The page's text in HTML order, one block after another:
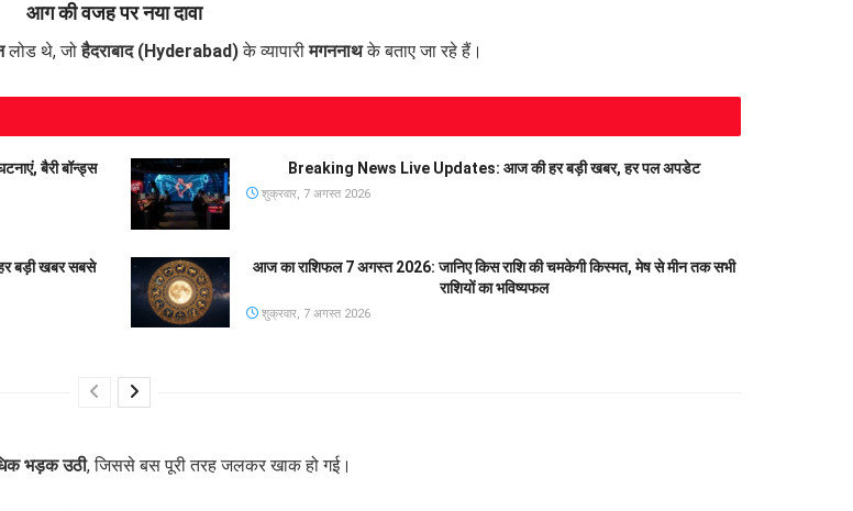
आग की वजह पर नया दावा
लोड थे, जोहैदराबाद (Hyderabad)के व्यापारीमगननाथके बताए जा रहे हैं।
बैरी बॉन्ड्स
Breaking News Live Updates: आज की हर बड़ी खबर, हर पल अपडेट
शुक्रवार, 7 अगस्त 2026
बड़ी खबर सबसे
आज का राशिफल 7 अगस्त 2026: जानिए किस राशि की चमकेगी किस्मत, मेष से मीन तक सभी
राशियों का भविष्यफल
शुक्रवार, 7 अगस्त 2026
भड़क उठी, जिससे बस पूरी तरह जलकर खाक हो गई।